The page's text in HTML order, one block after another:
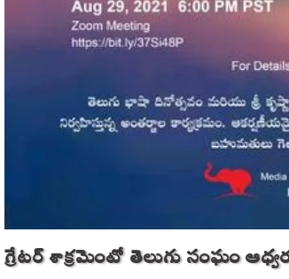
గ్రేటర్‌ శాక్రమెంటో తెలుగు సంఘం